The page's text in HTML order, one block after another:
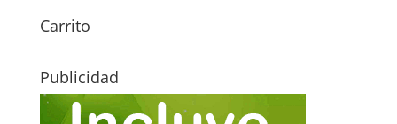
Carrito
Publicidad